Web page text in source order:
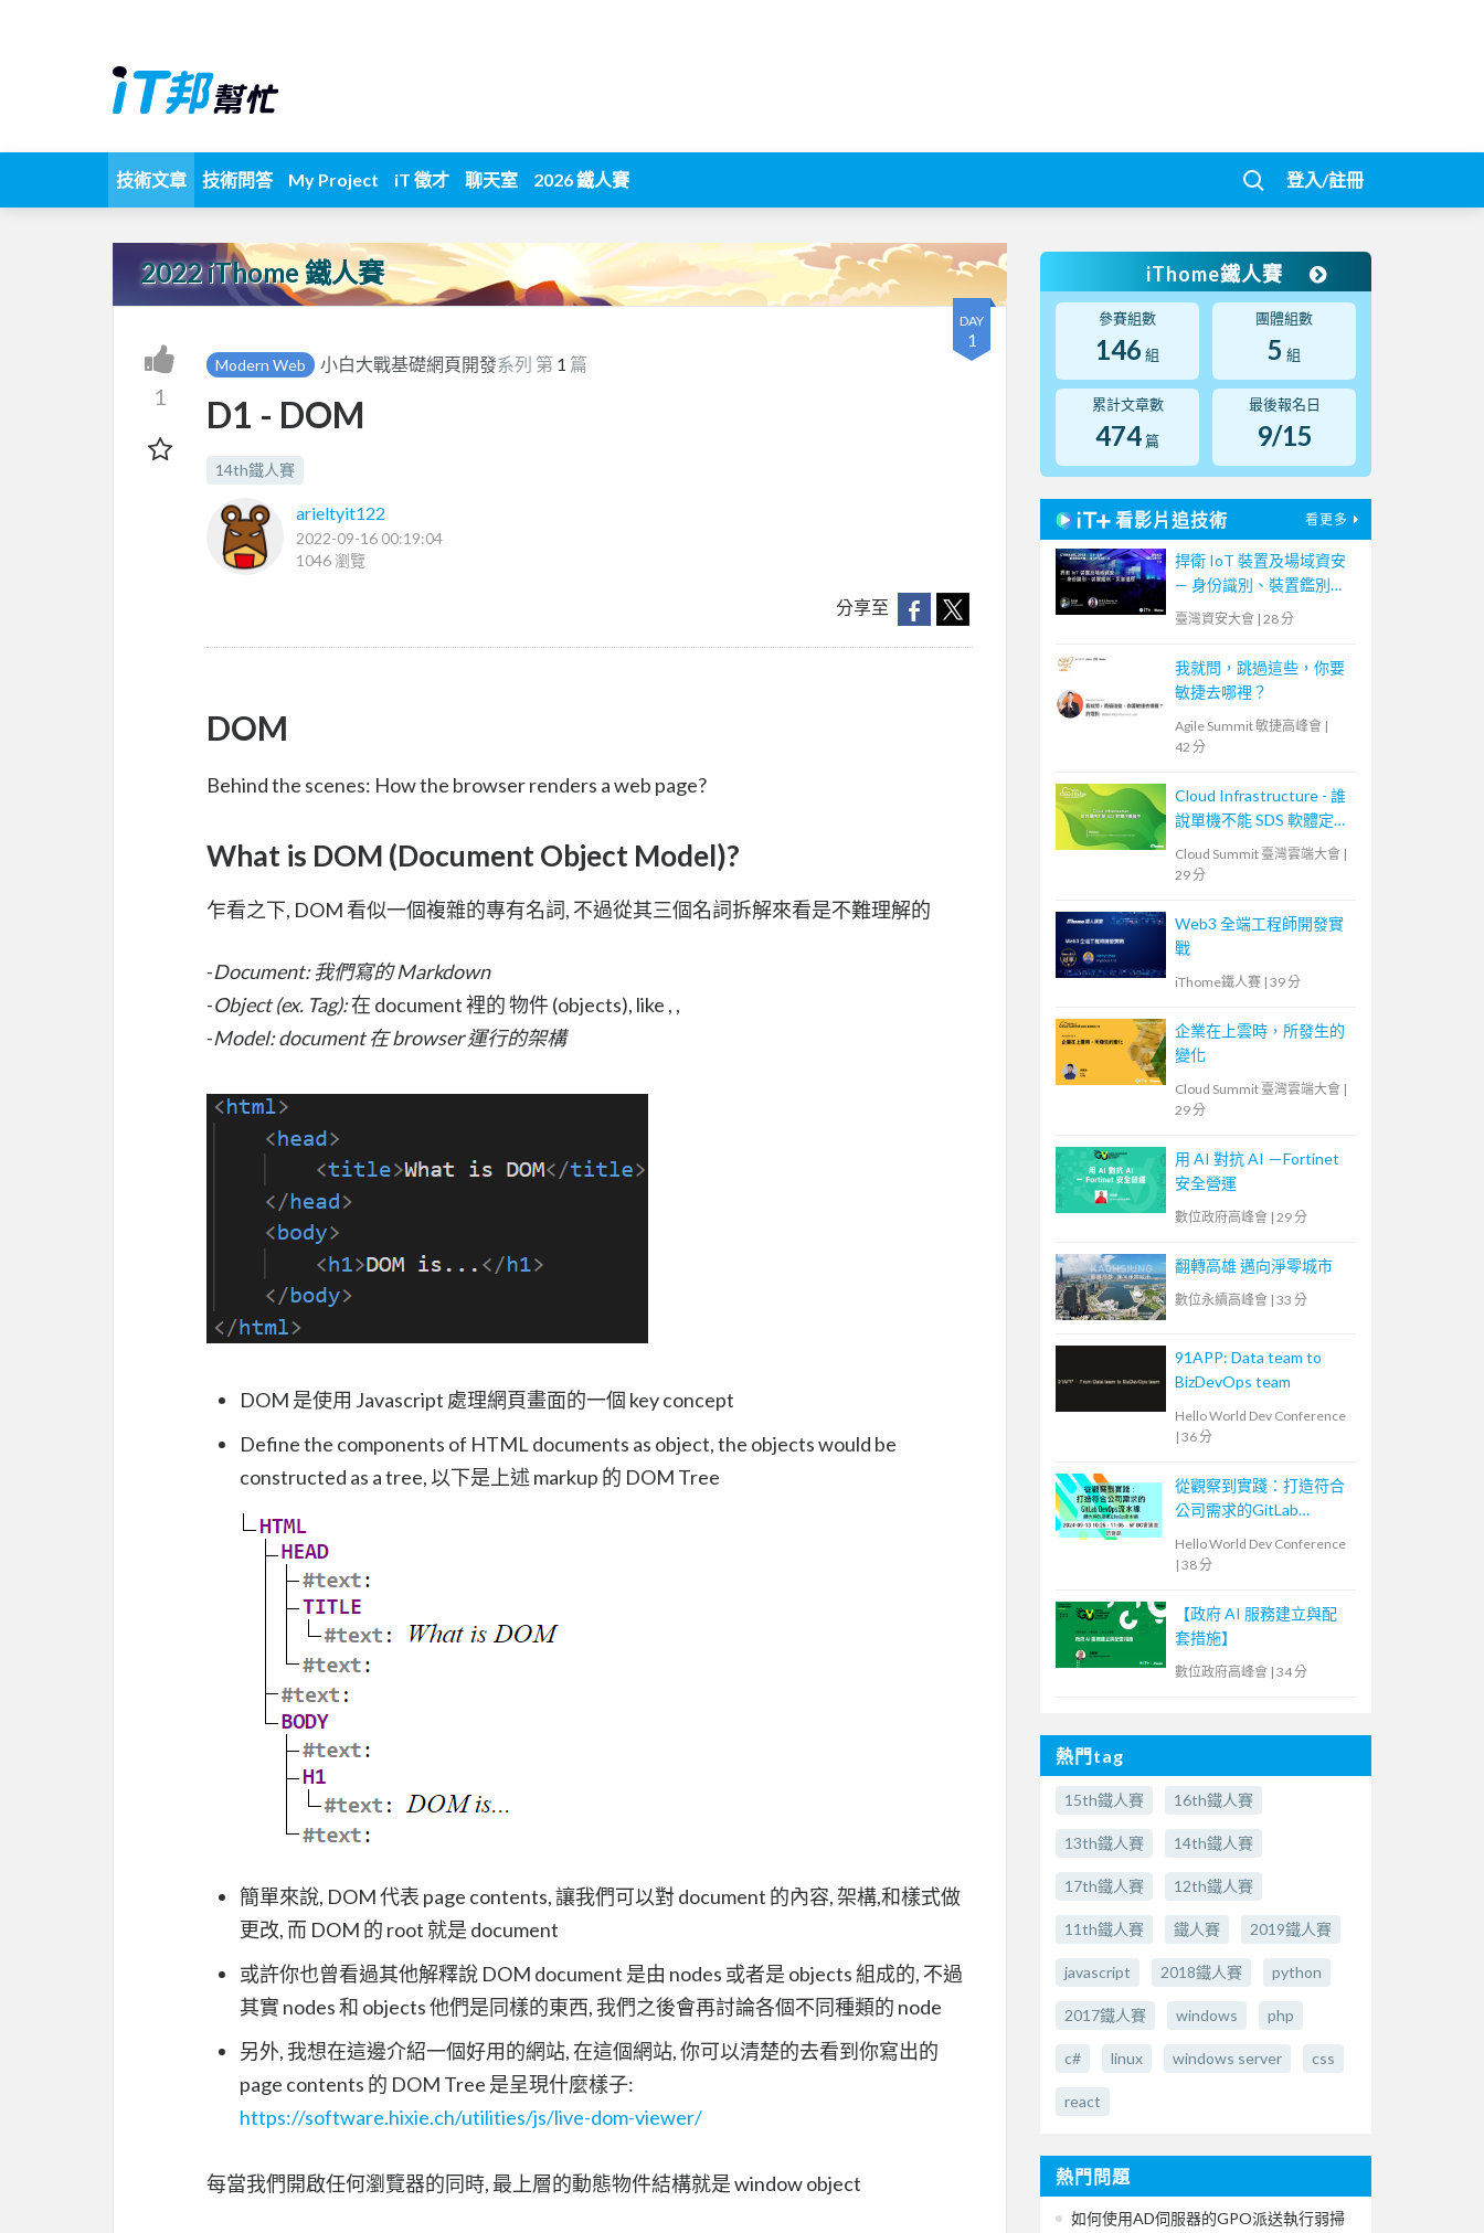
技術文章 技術問答 My Project iT 徵才 聊天室 2026 鐵人賽 登入/註冊
2022 iThome 鐵人賽
DAY
1
1
Modern Web 小白大戰基礎網頁開發系列 第 1 篇
D1 - DOM
14th鐵人賽
arieltyit122
2022-09-16 00:19:04
1046 瀏覽
分享至
DOM
Behind the scenes: How the browser renders a web page?
What is DOM (Document Object Model)?
乍看之下, DOM 看似一個複雜的專有名詞, 不過從其三個名詞拆解來看是不難理解的
-Document: 我們寫的 Markdown
-Object (ex. Tag):在 document 裡的 物件 (objects), like , ,
-Model: document 在 browser 運行的架構
DOM 是使用 Javascript 處理網頁畫面的一個 key concept
Define the components of HTML documents as object, the objects would be
constructed as a tree, 以下是上述 markup 的 DOM Tree
簡單來說, DOM 代表 page contents, 讓我們可以對 document 的內容, 架構,和樣式做
更改, 而 DOM 的 root 就是 document
或許你也曾看過其他解釋說 DOM document 是由 nodes 或者是 objects 組成的, 不過
其實 nodes 和 objects 他們是同樣的東西, 我們之後會再討論各個不同種類的 node
另外, 我想在這邊介紹一個好用的網站, 在這個網站, 你可以清楚的去看到你寫出的
page contents 的 DOM Tree 是呈現什麼樣子:
https://software.hixie.ch/utilities/js/live-dom-viewer/
每當我們開啟任何瀏覽器的同時, 最上層的動態物件結構就是 window object
iThome鐵人賽
參賽組數
146 組
團體組數
5 組
累計文章數
474 篇
最後報名日
9/15
看影片追技術 看更多
捍衛 IoT 裝置及場域資安
— 身份識別、裝置鑑別、
災害還原
臺灣資安大會 | 28 分
我就問，跳過這些，你要
敏捷去哪裡？
Agile Summit 敏捷高峰會 |
42 分
Cloud Infrastructure - 誰
說單機不能 SDS 軟體定義
Cloud Summit 臺灣雲端大會 |
29 分
Web3 全端工程師開發實
戰
iThome鐵人賽 | 39 分
企業在上雲時，所發生的
變化
Cloud Summit 臺灣雲端大會 |
29 分
用 AI 對抗 AI －Fortinet
安全營運
數位政府高峰會 | 29 分
翻轉高雄 邁向淨零城市
數位永續高峰會 | 33 分
91APP: Data team to
BizDevOps team
Hello World Dev Conference
| 36 分
從觀察到實踐：打造符合
公司需求的GitLab
Hello World Dev Conference
| 38 分
【政府 AI 服務建立與配
套措施】
數位政府高峰會 | 34 分
熱門tag
15th鐵人賽 16th鐵人賽
13th鐵人賽 14th鐵人賽
17th鐵人賽 12th鐵人賽
11th鐵人賽 鐵人賽 2019鐵人賽
javascript 2018鐵人賽 python
2017鐵人賽 windows php
c# linux windows server css
react
熱門問題
如何使用AD伺服器的GPO派送執行弱掃